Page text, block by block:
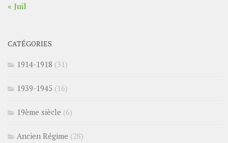
« Juil
CATÉGORIES
1914-1918 (31)
1939-1945 (16)
19ème siècle (6)
Ancien Régime (28)